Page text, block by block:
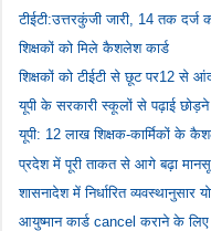
टीईटी:उत्तरकुंजी जारी, 14 तक दर्ज
शिक्षकों को मिले कैशलेश कार्ड
शिक्षकों को टीईटी से छूट पर12 से
यूपी के सरकारी स्कूलों से पढ़ाई
यूपी: 12 लाख शिक्षक-कार्मिकों के
प्रदेश में पूरी ताकत से आगे बढ़ा
शासनादेश में निर्धारित व्यवस्थानुसार
आयुष्मान कार्ड cancel कराने के